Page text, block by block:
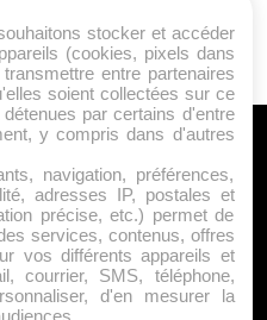
nous ?
Légales
Cookies
stocker et accéder
(cookies, pixels dans
entre partenaires
soient collectées sur ce
par certains d'entre
y compris dans d'autres
navigation, préférences,
adresses IP, postales et
précise, etc.) permet de
services, contenus, offres
vos différents appareils et
courrier, SMS, téléphone,
d'en mesurer la